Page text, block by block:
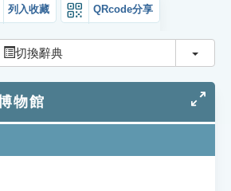
列入收藏 QRcode分享
切換辭典 切換
物館